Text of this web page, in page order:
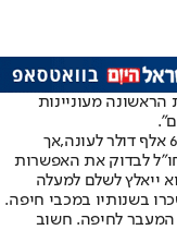
מעוניינות
אך
לבדוק את האפשרות
ייאלץ לשלם למעלה
בשנותיו במכבי חיפה.
לחיפה. חשוב